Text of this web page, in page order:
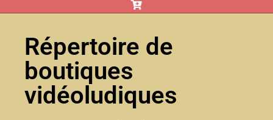
Répertoire de
boutiques
vidéoludiques